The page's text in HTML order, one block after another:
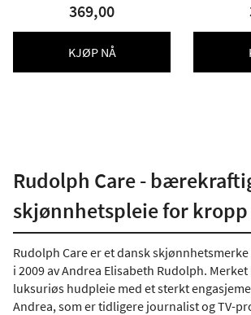
369,00
KJØP NÅ
Rudolph Care -
skjønnhetspleie for kropp
Rudolph Care er et dansk
i 2009 av Andrea Elisabeth Rudolph.
luksuriøs hudpleie med et sterkt
Andrea, som er tidligere journalist og TV-